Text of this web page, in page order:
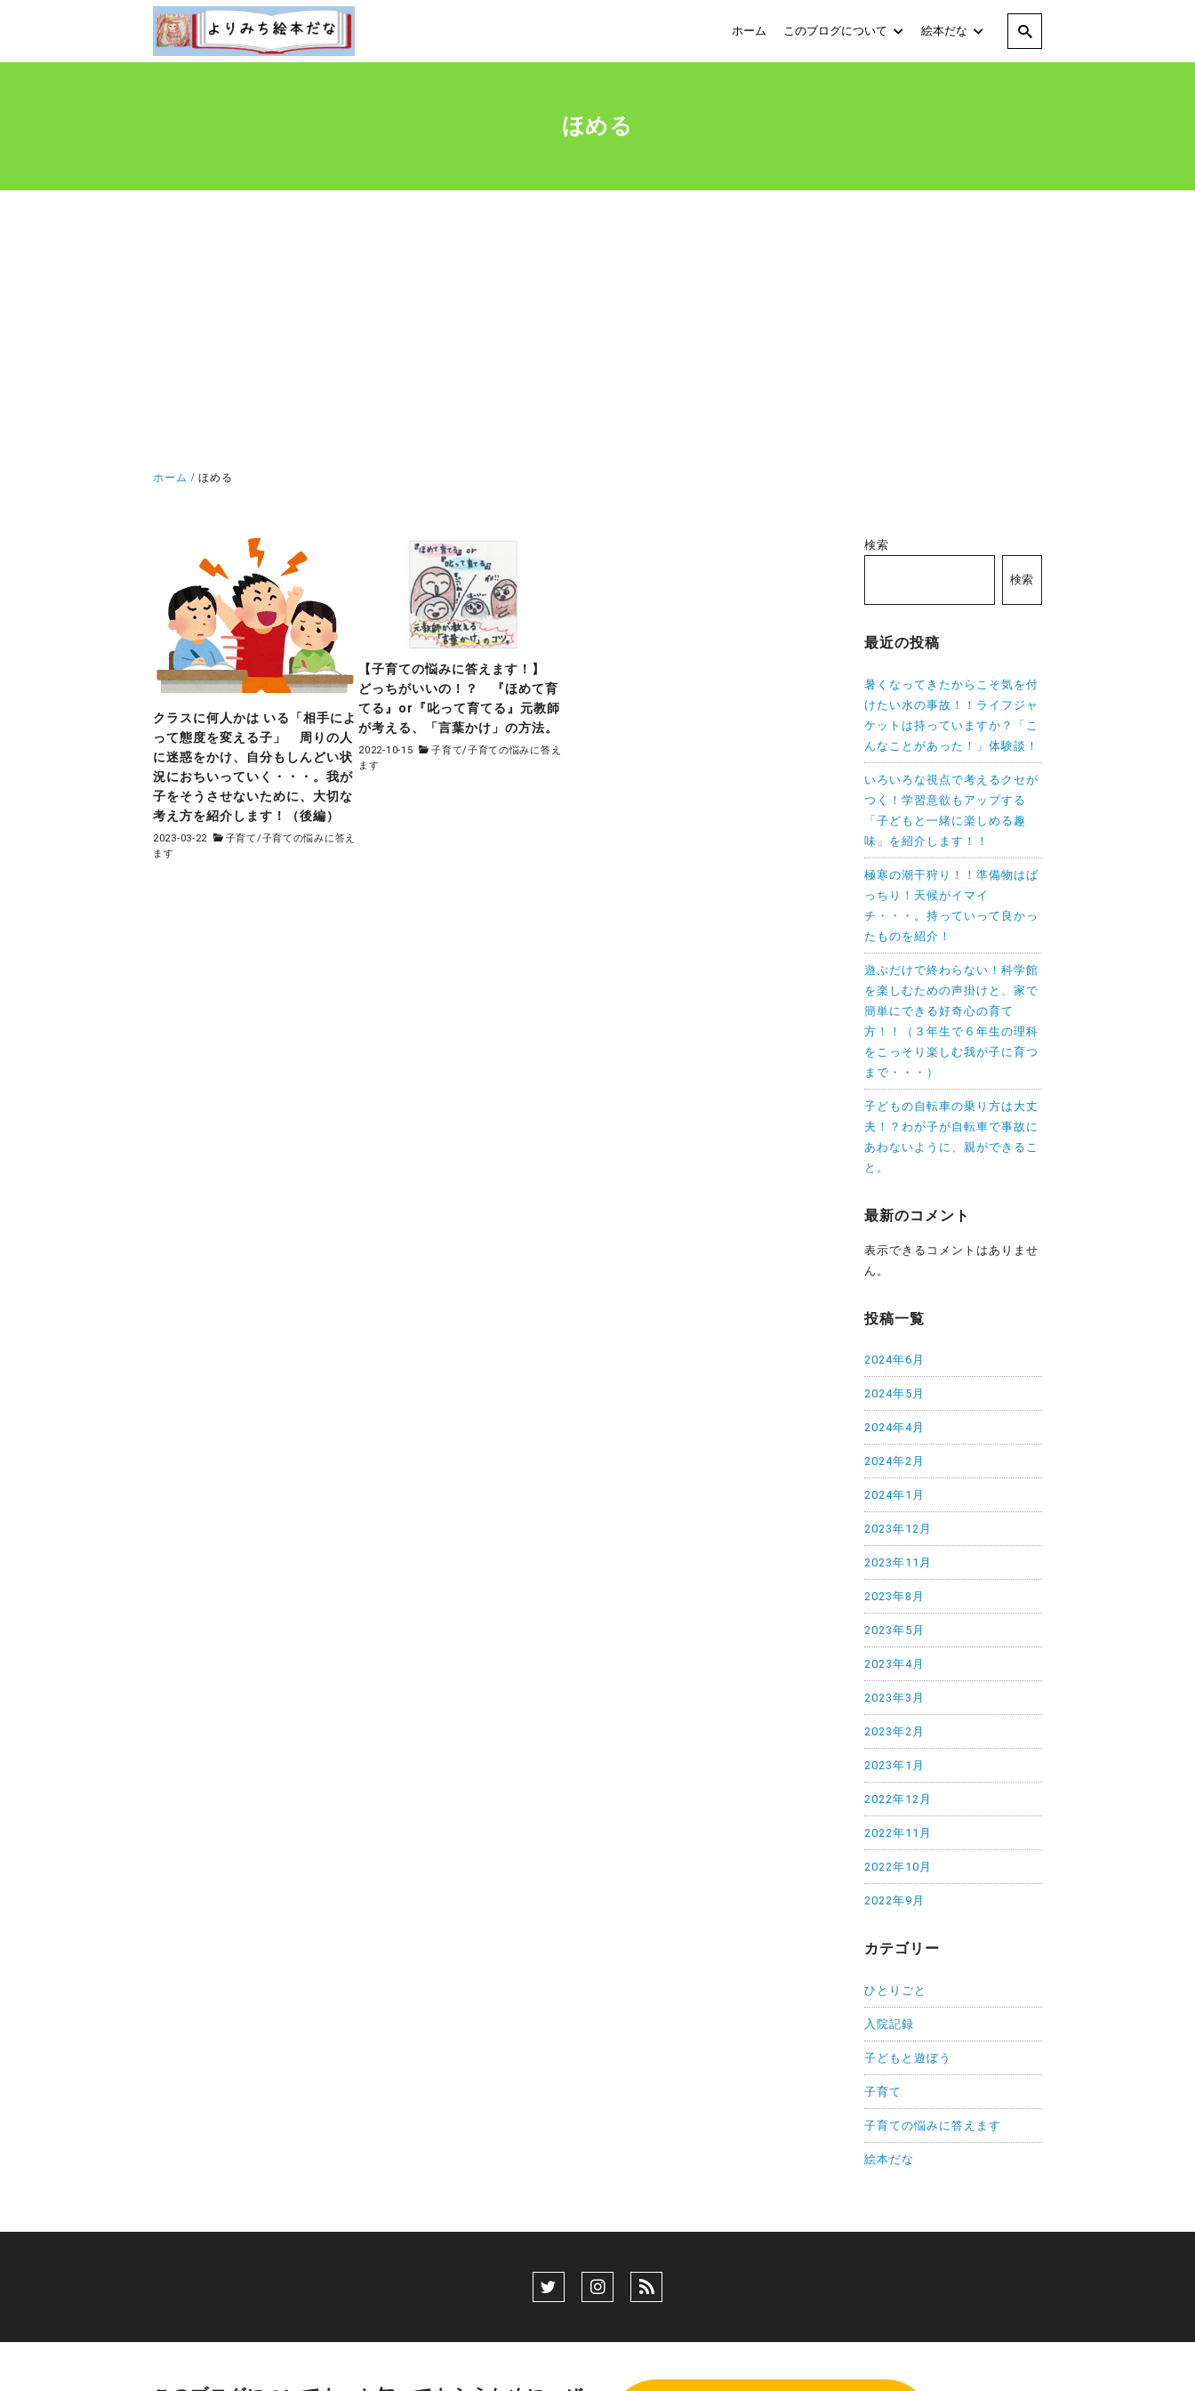
ホーム このブログについて 絵本だな
ほめる
ホーム ほめる
クラスに何人かは いる「相手によ
って態度を変える子」 周りの人
に迷惑をかけ、自分もしんどい状
況におちいっていく・・・。我が
子をそうさせないために、大切な
考え方を紹介します！（後編）
2023-03-22 子育て/子育ての悩みに答え
ます
【子育ての悩みに答えます！】
どっちがいいの！？ 『ほめて育
てる』or『叱って育てる』元教師
が考える、「言葉かけ」の方法。
2022-10-15 子育て/子育ての悩みに答え
ます
検索
検索
最近の投稿
暑くなってきたからこそ気を付
けたい水の事故！！ライフジャ
ケットは持っていますか？「こ
んなことがあった！」体験談！
いろいろな視点で考えるクセが
つく！学習意欲もアップする
「子どもと一緒に楽しめる趣
味」を紹介します！！
極寒の潮干狩り！！準備物はば
っちり！天候がイマイ
チ・・・。持っていって良かっ
たものを紹介！
遊ぶだけで終わらない！科学館
を楽しむための声掛けと、家で
簡単にできる好奇心の育て
方！！（３年生で６年生の理科
をこっそり楽しむ我が子に育つ
まで・・・）
子どもの自転車の乗り方は大丈
夫！？わが子が自転車で事故に
あわないように、親ができるこ
と。
最新のコメント
表示できるコメントはありませ
ん。
投稿一覧
2024年6月
2024年5月
2024年4月
2024年2月
2024年1月
2023年12月
2023年11月
2023年8月
2023年5月
2023年4月
2023年3月
2023年2月
2023年1月
2022年12月
2022年11月
2022年10月
2022年9月
カテゴリー
ひとりごと
入院記録
子どもと遊ぼう
子育て
子育ての悩みに答えます
絵本だな